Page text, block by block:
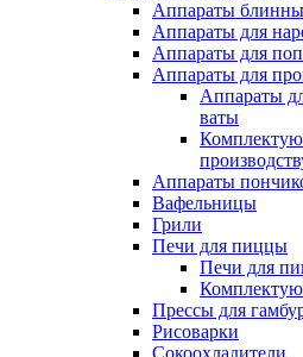
Аппараты
Аппараты для
Аппараты для
Аппараты для
Аппараты
ваты
Аппараты
Вафельницы
Грили
Печи для пиццы
Печи для
Прессы для
Рисоварки
Сокоохладители